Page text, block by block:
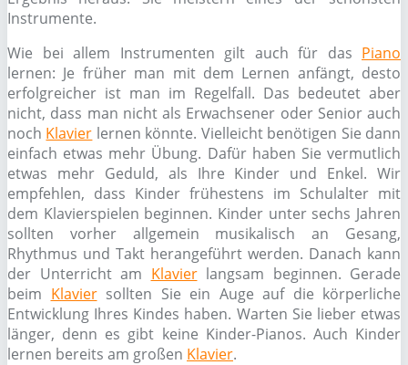
Instrumente.
Wie bei allem Instrumenten gilt auch für das Piano
lernen: Je früher man mit dem Lernen anfängt, desto
erfolgreicher ist man im Regelfall. Das bedeutet aber
nicht, dass man nicht als Erwachsener oder Senior auch
noch Klavier lernen könnte. Vielleicht benötigen Sie dann
einfach etwas mehr Übung. Dafür haben Sie vermutlich
etwas mehr Geduld, als Ihre Kinder und Enkel. Wir
empfehlen, dass Kinder frühestens im Schulalter mit
dem Klavierspielen beginnen. Kinder unter sechs Jahren
sollten vorher allgemein musikalisch an Gesang,
Rhythmus und Takt herangeführt werden. Danach kann
der Unterricht am Klavierlangsam beginnen. Gerade
beim Klaviersollten Sie ein Auge auf die körperliche
Entwicklung Ihres Kindes haben. Warten Sie lieber etwas
länger, denn es gibt keine Kinder-Pianos. Auch Kinder
lernen bereits am großen Klavier.